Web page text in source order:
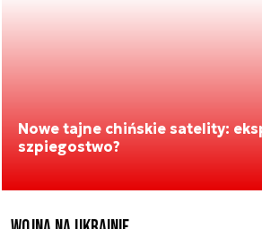
Nowe tajne chińskie satelity:
szpiegostwo?